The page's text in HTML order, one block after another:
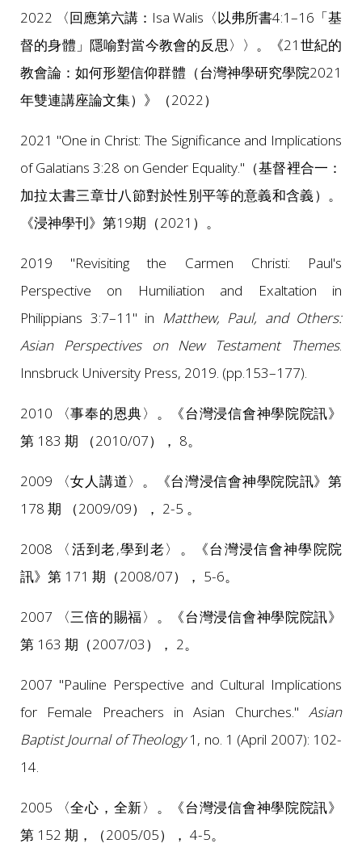
2022 〈回應第六講：Isa Walis〈以弗所書4:1–16「基
督的身體」隱喻對當今教會的反思〉〉。《21世紀的
教會論：如何形塑信仰群體（台灣神學研究學院2021
年雙連講座論文集）》（2022）
2021 "One in Christ: The Significance and Implications
of Galatians 3:28 on Gender Equality."（基督裡合一：
加拉太書三章廿八節對於性別平等的意義和含義）。
《浸神學刊》第19期（2021）。
2019 "Revisiting the Carmen Christi: Paul's
Perspective on Humiliation and Exaltation in
Philippians 3:7–11" in Matthew, Paul, and Others:
Asian Perspectives on New Testament Themes.
Innsbruck University Press, 2019. (pp.153–177).
2010 〈事奉的恩典〉。《台灣浸信會神學院院訊》
第 183 期 （2010/07）， 8。
2009 〈女人講道〉。《台灣浸信會神學院院訊》第
178 期 （2009/09）， 2-5 。
2008 〈活到老,學到老〉。《台灣浸信會神學院院
訊》第 171 期（2008/07）， 5-6。
2007 〈三倍的賜福〉。《台灣浸信會神學院院訊》
第 163 期（2007/03）， 2。
2007 "Pauline Perspective and Cultural Implications
for Female Preachers in Asian Churches." Asian
Baptist Journal of Theology1, no. 1 (April 2007): 102-
14.
2005 〈全心，全新〉。《台灣浸信會神學院院訊》
第 152 期，（2005/05）， 4-5。